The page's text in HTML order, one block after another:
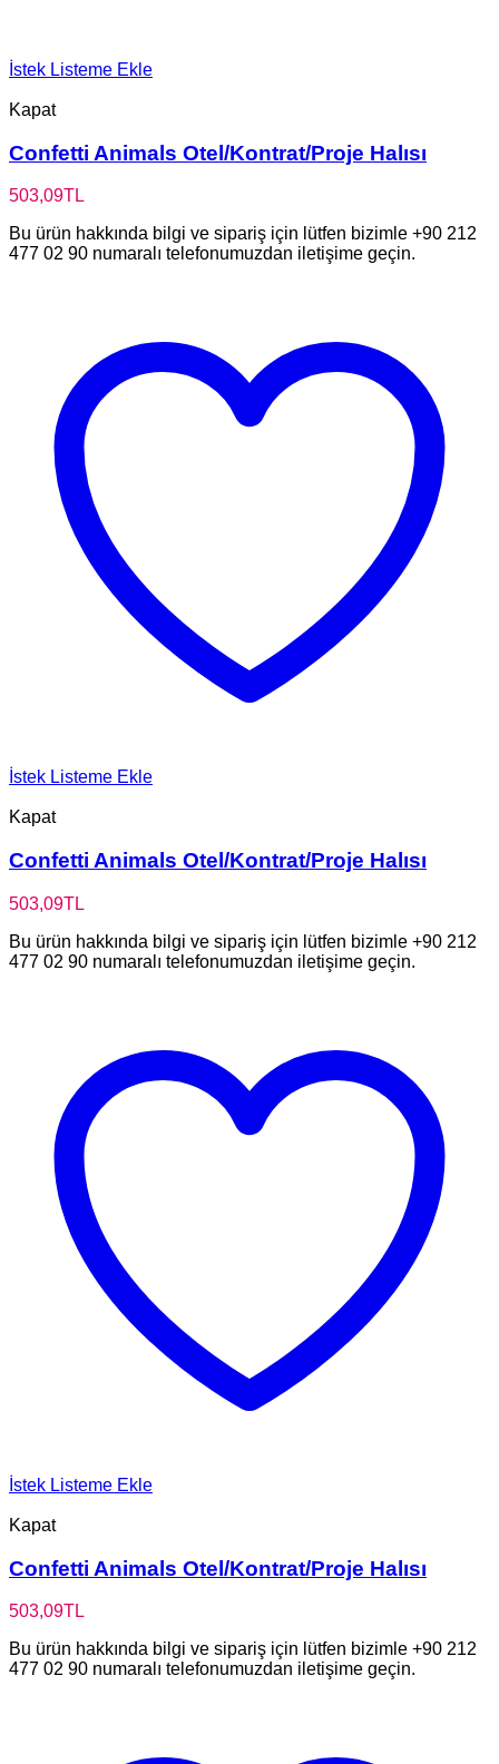
İstek Listeme Ekle
Kapat
Confetti Animals Otel/Kontrat/Proje Halısı
503,09TL
Bu ürün hakkında bilgi ve sipariş için lütfen bizimle +90 212
477 02 90 numaralı telefonumuzdan iletişime geçin.
İstek Listeme Ekle
Kapat
Confetti Animals Otel/Kontrat/Proje Halısı
503,09TL
Bu ürün hakkında bilgi ve sipariş için lütfen bizimle +90 212
477 02 90 numaralı telefonumuzdan iletişime geçin.
İstek Listeme Ekle
Kapat
Confetti Animals Otel/Kontrat/Proje Halısı
503,09TL
Bu ürün hakkında bilgi ve sipariş için lütfen bizimle +90 212
477 02 90 numaralı telefonumuzdan iletişime geçin.